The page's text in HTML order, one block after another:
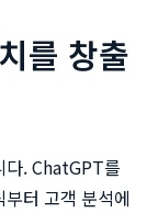
를 창출
다. ChatGPT를
터 고객 분석에